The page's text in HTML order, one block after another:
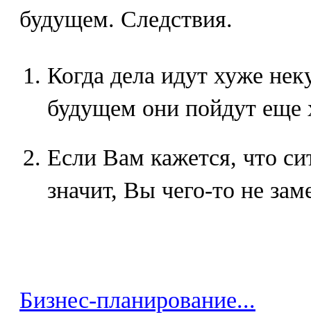
будущем. Следствия.
Когда дела идут хуже
будущем они пойдут еще
Если Вам кажется, что
значит, Вы чего-то не
Бизнес-планирование...